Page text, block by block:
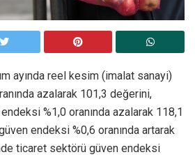
ayında reel kesim (imalat sanayi)
azalarak 101,3 değerini,
%1,0 oranında azalarak 118,1
endeksi %0,6 oranında artarak
ticaret sektörü güven endeksi